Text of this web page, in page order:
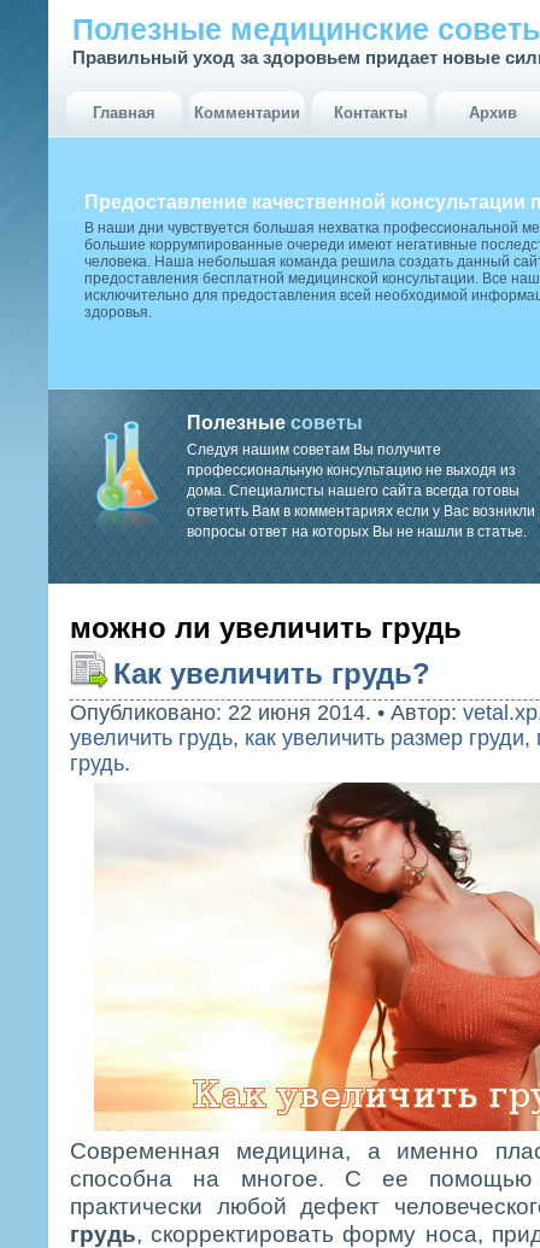
Полезные медицинские
Правильный уход за здоровьем придает новые
Главная Комментарии Контакты Архив
Предоставление качественной консультации
В наши дни чувствуется большая нехватка профессиональной
большие коррумпированные очереди имеют негативные
человека. Наша небольшая команда решила создать данный
предоставления бесплатной медицинской консультации. Все
исключительно для предоставления всей необходимой
здоровья.
Полезныесоветы
Следуя нашим советам Вы получите
профессиональную консультацию не выходя из
дома. Специалисты нашего сайта всегда готовы
ответить Вам в комментариях если у Вас возникли
вопросы ответ на которых Вы не нашли в статье.
можно ли увеличить грудь
Как увеличить грудь?
Опубликовано: 22 июня 2014. • Автор: vetal.xp
увеличить грудь, как увеличить размер груди,
грудь.
Современная медицина, а именно
способна на многое. С ее помощью
практически любой дефект
грудь, скорректировать форму носа,